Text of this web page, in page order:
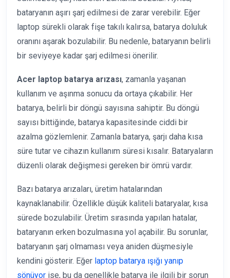
bataryanın aşırı şarj edilmesi de zarar verebilir. Eğer
laptop sürekli olarak fişe takılı kalırsa, batarya doluluk
oranını aşarak bozulabilir. Bu nedenle, bataryanın belirli
bir seviyeye kadar şarj edilmesi önerilir.
Acer laptop batarya arızası, zamanla yaşanan
kullanım ve aşınma sonucu da ortaya çıkabilir. Her
batarya, belirli bir döngü sayısına sahiptir. Bu döngü
sayısı bittiğinde, batarya kapasitesinde ciddi bir
azalma gözlemlenir. Zamanla batarya, şarjı daha kısa
süre tutar ve cihazın kullanım süresi kısalır. Bataryaların
düzenli olarak değişmesi gereken bir ömrü vardır.
Bazı batarya arızaları, üretim hatalarından
kaynaklanabilir. Özellikle düşük kaliteli bataryalar, kısa
sürede bozulabilir. Üretim sırasında yapılan hatalar,
bataryanın erken bozulmasına yol açabilir. Bu sorunlar,
bataryanın şarj olmaması veya aniden düşmesiyle
kendini gösterir. Eğer laptop batarya ışığı yanıp
sönüyor ise, bu da genellikle batarya ile ilgili bir sorun